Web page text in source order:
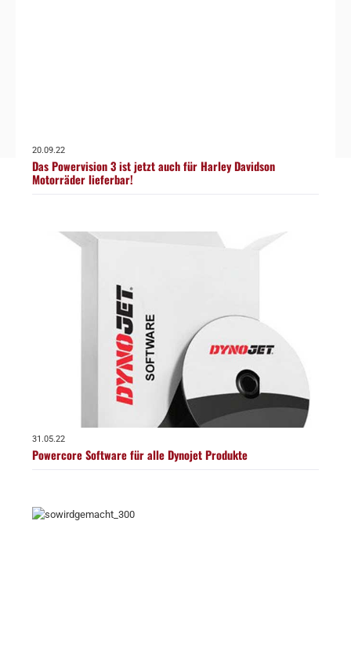
20.09.22
Das Powervision 3 ist jetzt auch für Harley Davidson
Motorräder lieferbar!
31.05.22
Powercore Software für alle Dynojet Produkte